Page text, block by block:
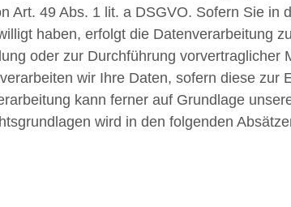
49 Abs. 1 lit. a DSGVO. Sofern Sie in
haben, erfolgt die Datenverarbeitung
oder zur Durchführung vorvertraglicher
wir Ihre Daten, sofern diese zur
kann ferner auf Grundlage
wird in den folgenden